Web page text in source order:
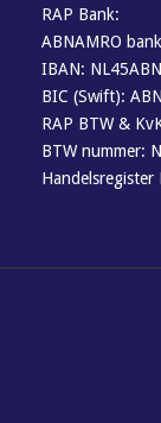
RAP Bank:
ABNAMRO
IBAN:
BIC (Swift):
RAP BTW &
BTW nummer:
Handelsregister